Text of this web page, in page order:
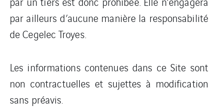
par ailleurs d’aucune manière la responsabilité
de Cegelec Troyes.
Les informations contenues dans ce Site sont
non contractuelles et sujettes à modification
sans préavis.